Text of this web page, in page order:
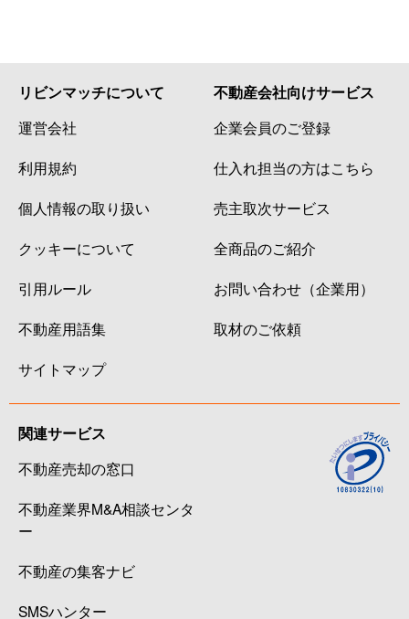
リビンマッチについて
運営会社
利用規約
個人情報の取り扱い
クッキーについて
引用ルール
不動産用語集
サイトマップ
不動産会社向けサービス
企業会員のご登録
仕入れ担当の方はこちら
売主取次サービス
全商品のご紹介
お問い合わせ（企業用）
取材のご依頼
関連サービス
不動産売却の窓口
不動産業界M&A相談センタ
ー
不動産の集客ナビ
SMSハンター